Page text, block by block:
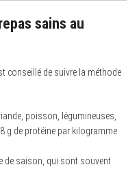
sains au
conseillé de suivre la méthode
poisson, légumineuses,
g de protéine par kilogramme
de saison, qui sont souvent